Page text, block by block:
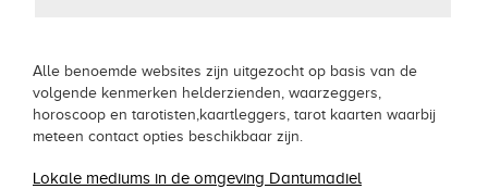
Alle benoemde websites zijn uitgezocht op basis van de
volgende kenmerken helderzienden, waarzeggers,
horoscoop en tarotisten,kaartleggers, tarot kaarten waarbij
meteen contact opties beschikbaar zijn.
Lokale mediums in de omgeving Dantumadiel